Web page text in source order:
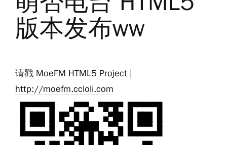
版本发布ww
请戳 MoeFM HTML5 Project |
http://moefm.ccloli.com